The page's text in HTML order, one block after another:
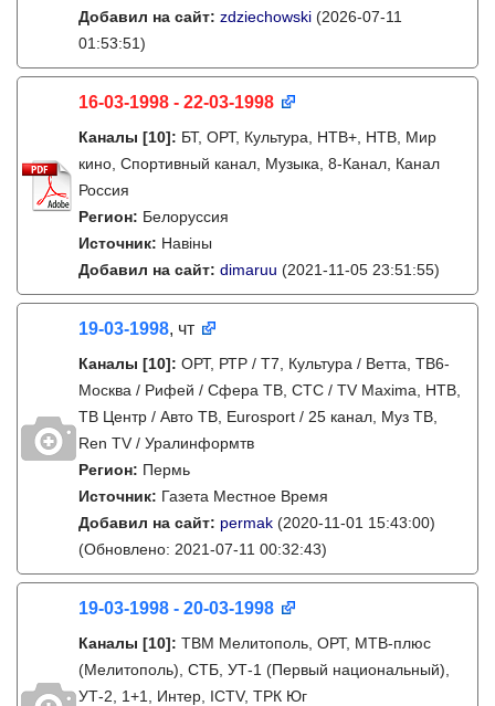
Добавил на сайт: zdziechowski (2026-07-11
01:53:51)
16-03-1998 - 22-03-1998
Каналы [10]: БТ, ОРТ, Культура, НТВ+, НТВ, Мир
кино, Спортивный канал, Музыка, 8-Канал, Канал
Россия
Регион: Белоруссия
Источник: Навіны
Добавил на сайт: dimaruu (2021-11-05 23:51:55)
19-03-1998, чт
Каналы [10]: ОРТ, РТР / Т7, Культура / Ветта, ТВ6-
Москва / Рифей / Сфера ТВ, СТС / TV Maxima, НТВ,
ТВ Центр / Авто ТВ, Eurosport / 25 канал, Муз ТВ,
Ren TV / Уралинформтв
Регион: Пермь
Источник: Газета Местное Время
Добавил на сайт: permak (2020-11-01 15:43:00)
(Обновлено: 2021-07-11 00:32:43)
19-03-1998 - 20-03-1998
Каналы [10]: ТВМ Мелитополь, ОРТ, МТВ-плюс
(Мелитополь), СТБ, УТ-1 (Первый национальный),
УТ-2, 1+1, Интер, ICTV, ТРК Юг